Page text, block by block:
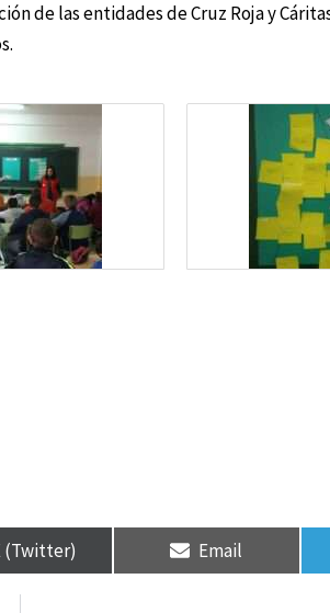
de las entidades de Cruz Roja y
(Twitter) Email